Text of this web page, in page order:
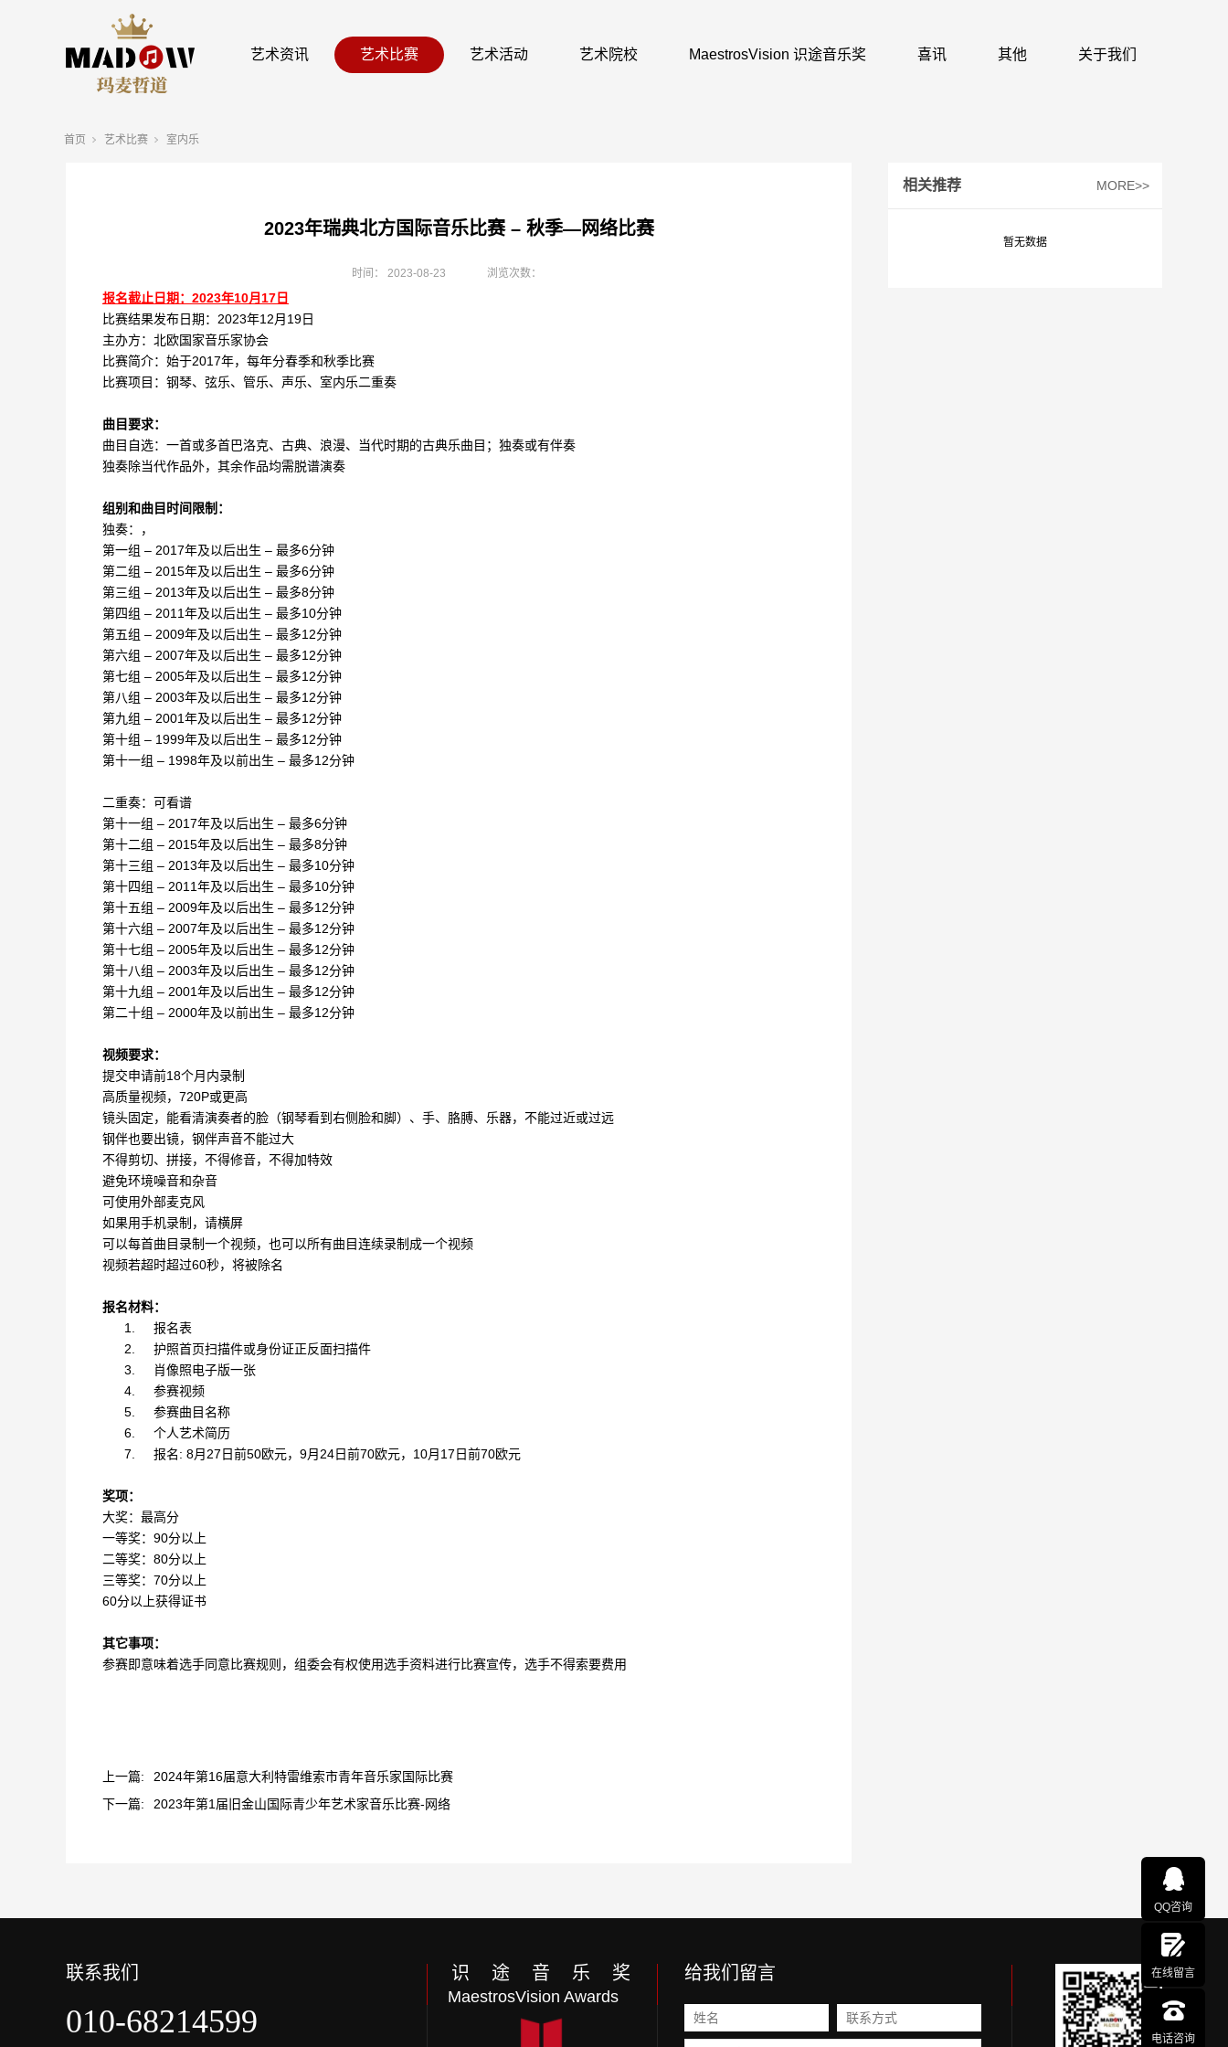
艺术资讯 艺术比赛 艺术活动 艺术院校 MaestrosVision 识途音乐奖 喜讯 其他 关于我们
首页 艺术比赛 室内乐
2023年瑞典北方国际音乐比赛 – 秋季—网络比赛
时间： 2023-08-23 浏览次数：
报名截止日期：2023年10月17日
比赛结果发布日期：2023年12月19日
主办方：北欧国家音乐家协会
比赛简介：始于2017年，每年分春季和秋季比赛
比赛项目：钢琴、弦乐、管乐、声乐、室内乐二重奏
曲目要求：
曲目自选：一首或多首巴洛克、古典、浪漫、当代时期的古典乐曲目；独奏或有伴奏
独奏除当代作品外，其余作品均需脱谱演奏
组别和曲目时间限制：
独奏：，
第一组 – 2017年及以后出生 – 最多6分钟
第二组 – 2015年及以后出生 – 最多6分钟
第三组 – 2013年及以后出生 – 最多8分钟
第四组 – 2011年及以后出生 – 最多10分钟
第五组 – 2009年及以后出生 – 最多12分钟
第六组 – 2007年及以后出生 – 最多12分钟
第七组 – 2005年及以后出生 – 最多12分钟
第八组 – 2003年及以后出生 – 最多12分钟
第九组 – 2001年及以后出生 – 最多12分钟
第十组 – 1999年及以后出生 – 最多12分钟
第十一组 – 1998年及以前出生 – 最多12分钟
二重奏：可看谱
第十一组 – 2017年及以后出生 – 最多6分钟
第十二组 – 2015年及以后出生 – 最多8分钟
第十三组 – 2013年及以后出生 – 最多10分钟
第十四组 – 2011年及以后出生 – 最多10分钟
第十五组 – 2009年及以后出生 – 最多12分钟
第十六组 – 2007年及以后出生 – 最多12分钟
第十七组 – 2005年及以后出生 – 最多12分钟
第十八组 – 2003年及以后出生 – 最多12分钟
第十九组 – 2001年及以后出生 – 最多12分钟
第二十组 – 2000年及以前出生 – 最多12分钟
视频要求：
提交申请前18个月内录制
高质量视频，720P或更高
镜头固定，能看清演奏者的脸（钢琴看到右侧脸和脚）、手、胳膊、乐器，不能过近或过远
钢伴也要出镜，钢伴声音不能过大
不得剪切、拼接，不得修音，不得加特效
避免环境噪音和杂音
可使用外部麦克风
如果用手机录制，请横屏
可以每首曲目录制一个视频，也可以所有曲目连续录制成一个视频
视频若超时超过60秒，将被除名
报名材料：
1.
报名表
2.
护照首页扫描件或身份证正反面扫描件
3.
肖像照电子版一张
4.
参赛视频
5.
参赛曲目名称
6.
个人艺术简历
7.
报名: 8月27日前50欧元，9月24日前70欧元，10月17日前70欧元
奖项：
大奖：最高分
一等奖：90分以上
二等奖：80分以上
三等奖：70分以上
60分以上获得证书
其它事项：
参赛即意味着选手同意比赛规则，组委会有权使用选手资料进行比赛宣传，选手不得索要费用
上一篇:
2024年第16届意大利特雷维索市青年音乐家国际比赛
下一篇:
2023年第1届旧金山国际青少年艺术家音乐比赛-网络
相关推荐 MORE>>
暂无数据
联系我们
010-68214599
识 途 音 乐 奖
MaestrosVision Awards
给我们留言
QQ咨询
在线留言
电话咨询